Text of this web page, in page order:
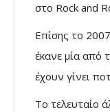
στο Rock and
Επίσης το
έκανε μία από
έχουν γίνει
Το τελευταίο